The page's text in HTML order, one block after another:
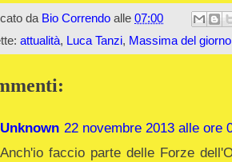
da Bio Correndo alle 07:00
attualità, Luca Tanzi, Massima del giorno
Unknown 22 novembre 2013 alle ore
Anch'io faccio parte delle Forze